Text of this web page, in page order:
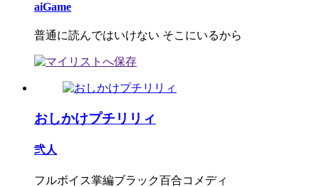
aiGame
普通に読んではいけない そこにいるから
おしかけプチリリィ
弐人
フルボイス掌編ブラック百合コメディ